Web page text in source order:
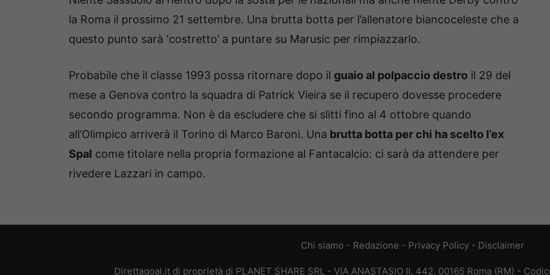
la Roma il prossimo 21 settembre. Una brutta botta per l’allenatore biancoceleste che a
questo punto sarà ‘costretto’ a puntare su Marusic per rimpiazzarlo.
Probabile che il classe 1993 possa ritornare dopo il guaio al polpaccio destro il 29 del
mese a Genova contro la squadra di Patrick Vieira se il recupero dovesse procedere
secondo programma. Non è da escludere che si slitti fino al 4 ottobre quando
all’Olimpico arriverà il Torino di Marco Baroni. Una brutta botta per chi ha scelto l’ex
Spal come titolare nella propria formazione al Fantacalcio: ci sarà da attendere per
rivedere Lazzari in campo.
Chi siamo - Redazione - Privacy Policy - Disclaimer
Direttagoal.it di proprietà di PLANET SHARE SRL - VIA ANASTASIO II, 442, 00165 Roma (RM) -